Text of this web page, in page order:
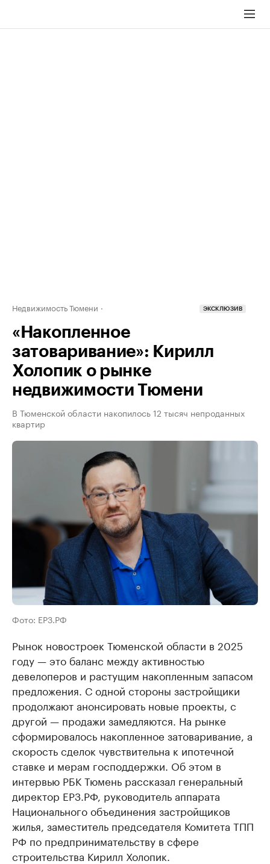
Недвижимость Тюмени ЭКСКЛЮЗИВ
«Накопленное
затоваривание»: Кирилл
Холопик о рынке
недвижимости Тюмени
В Тюменской области накопилось 12 тысяч непроданных
квартир
Фото: ЕРЗ.РФ
Рынок новостроек Тюменской области в 2025
году — это баланс между активностью
девелоперов и растущим накопленным запасом
предложения. С одной стороны застройщики
продолжают анонсировать новые проекты, с
другой — продажи замедляются. На рынке
сформировалось накопленное затоваривание, а
скорость сделок чувствительна к ипотечной
ставке и мерам господдержки. Об этом в
интервью РБК Тюмень рассказал генеральный
директор ЕРЗ.РФ, руководитель аппарата
Национального объединения застройщиков
жилья, заместитель председателя Комитета ТПП
РФ по предпринимательству в сфере
строительства Кирилл Холопик.